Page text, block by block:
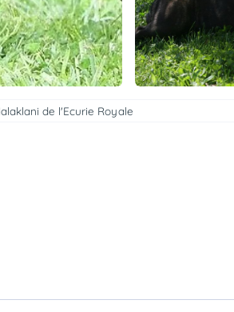
de l'Ecurie Royale